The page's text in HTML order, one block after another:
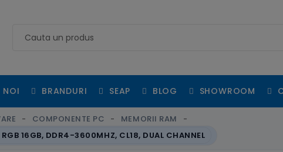
NOI BRANDURI SEAP BLOG SHOWROOM
COMPONENTE PC
MEMORII RAM
16GB, DDR4-3600MHZ, CL18, DUAL CHANNEL